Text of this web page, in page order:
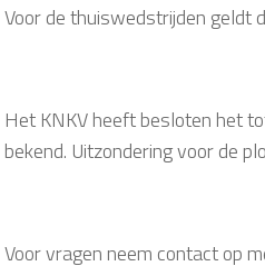
Voor de thuiswedstrijden geldt
Het KNKV heeft besloten het
bekend. Uitzondering voor de
Voor vragen neem contact op